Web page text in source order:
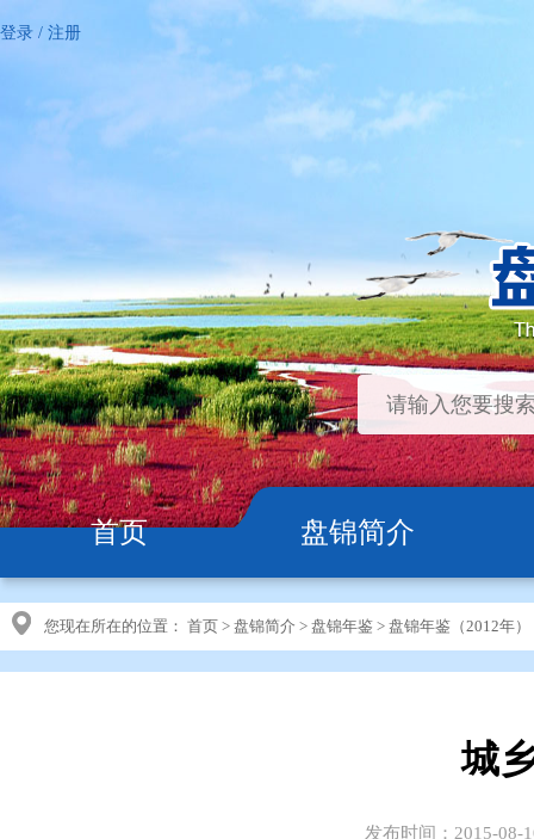
登录 / 注册
首页 盘锦简介
您现在所在的位置： 首页 > 盘锦简介 > 盘锦年鉴 > 盘锦年鉴（2012年）
城
发布时间：2015-08-